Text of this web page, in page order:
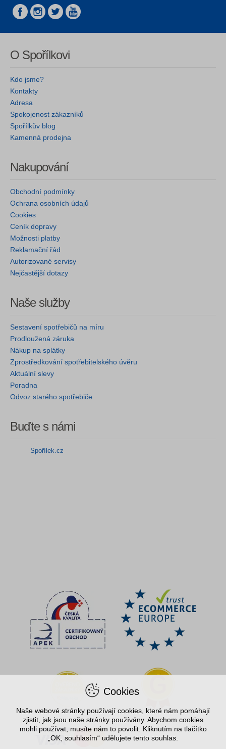
O Spořílkovi
Kdo jsme?
Kontakty
Adresa
Spokojenost zákazníků
Spořílkův blog
Kamenná prodejna
Nakupování
Obchodní podmínky
Ochrana osobních údajů
Cookies
Ceník dopravy
Možnosti platby
Reklamační řád
Autorizované servisy
Nejčastější dotazy
Naše služby
Sestavení spotřebičů na míru
Prodloužená záruka
Nákup na splátky
Zprostředkování spotřebitelského úvěru
Aktuální slevy
Poradna
Odvoz starého spotřebiče
Buďte s námi
Spořílek.cz
Cookies
Naše webové stránky používají cookies, které nám pomáhají
zjistit, jak jsou naše stránky používány. Abychom cookies
mohli používat, musíte nám to povolit. Kliknutím na tlačítko
„OK, souhlasím“ udělujete tento souhlas.